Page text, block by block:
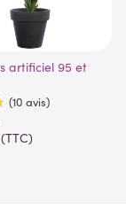
(TTC)